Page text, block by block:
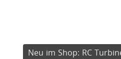
Neu im Shop: RC